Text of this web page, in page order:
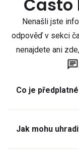
Často
Nenašli jste
odpověď v sekci
nenajdete ani
Co je předplatné
Jak mohu